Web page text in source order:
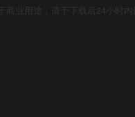
业用途，请于下载后24小时内